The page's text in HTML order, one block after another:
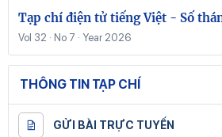
Tạp chí điện tử tiếng Việt - Số
Vol 32 · No 7 · Year 2026
THÔNG TIN TẠP CHÍ
GỬI BÀI TRỰC TUYẾN